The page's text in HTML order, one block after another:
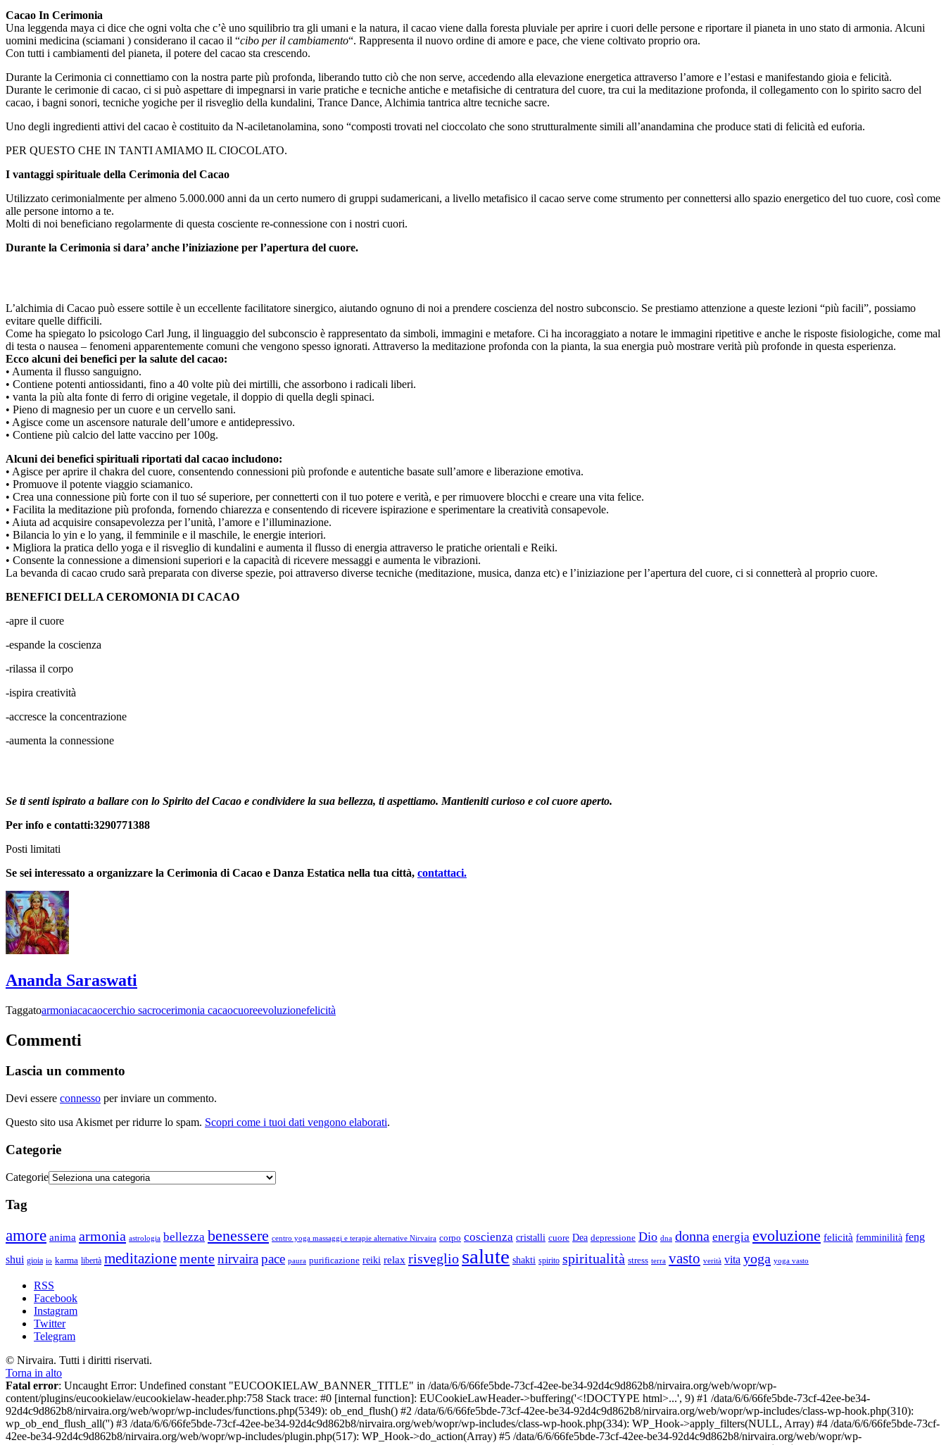
Cacao In Cerimonia
Una leggenda maya ci dice che ogni volta che c’è uno squilibrio tra gli umani e la natura, il cacao viene dalla foresta pluviale per aprire i cuori delle persone e riportare il pianeta in uno stato di armonia. Alcuni
uomini medicina (sciamani ) considerano il cacao il “cibo per il cambiamento“. Rappresenta il nuovo ordine di amore e pace, che viene coltivato proprio ora.
Con tutti i cambiamenti del pianeta, il potere del cacao sta crescendo.
Durante la Cerimonia ci connettiamo con la nostra parte più profonda, liberando tutto ciò che non serve, accedendo alla elevazione energetica attraverso l’amore e l’estasi e manifestando gioia e felicità.
Durante le cerimonie di cacao, ci si può aspettare di impegnarsi in varie pratiche e tecniche antiche e metafisiche di centratura del cuore, tra cui la meditazione profonda, il collegamento con lo spirito sacro del
cacao, i bagni sonori, tecniche yogiche per il risveglio della kundalini, Trance Dance, Alchimia tantrica altre tecniche sacre.
Uno degli ingredienti attivi del cacao è costituito da N-aciletanolamina, sono “composti trovati nel cioccolato che sono strutturalmente simili all’anandamina che produce stati di felicità ed euforia.
PER QUESTO CHE IN TANTI AMIAMO IL CIOCOLATO.
I vantaggi spirituale della Cerimonia del Cacao
Utilizzato cerimonialmente per almeno 5.000.000 anni da un certo numero di gruppi sudamericani, a livello metafisico il cacao serve come strumento per connettersi allo spazio energetico del tuo cuore, così come
alle persone intorno a te.
Molti di noi beneficiano regolarmente di questa cosciente re-connessione con i nostri cuori.
Durante la Cerimonia si dara’ anche l’iniziazione per l’apertura del cuore.
L’alchimia di Cacao può essere sottile è un eccellente facilitatore sinergico, aiutando ognuno di noi a prendere coscienza del nostro subconscio. Se prestiamo attenzione a queste lezioni “più facili”, possiamo
evitare quelle difficili.
Come ha spiegato lo psicologo Carl Jung, il linguaggio del subconscio è rappresentato da simboli, immagini e metafore. Ci ha incoraggiato a notare le immagini ripetitive e anche le risposte fisiologiche, come mal
di testa o nausea – fenomeni apparentemente comuni che vengono spesso ignorati. Attraverso la meditazione profonda con la pianta, la sua energia può mostrare verità più profonde in questa esperienza.
Ecco alcuni dei benefici per la salute del cacao:
• Aumenta il flusso sanguigno.
• Contiene potenti antiossidanti, fino a 40 volte più dei mirtilli, che assorbono i radicali liberi.
• vanta la più alta fonte di ferro di origine vegetale, il doppio di quella degli spinaci.
• Pieno di magnesio per un cuore e un cervello sani.
• Agisce come un ascensore naturale dell’umore e antidepressivo.
• Contiene più calcio del latte vaccino per 100g.
Alcuni dei benefici spirituali riportati dal cacao includono:
• Agisce per aprire il chakra del cuore, consentendo connessioni più profonde e autentiche basate sull’amore e liberazione emotiva.
• Promuove il potente viaggio sciamanico.
• Crea una connessione più forte con il tuo sé superiore, per connetterti con il tuo potere e verità, e per rimuovere blocchi e creare una vita felice.
• Facilita la meditazione più profonda, fornendo chiarezza e consentendo di ricevere ispirazione e sperimentare la creatività consapevole.
• Aiuta ad acquisire consapevolezza per l’unità, l’amore e l’illuminazione.
• Bilancia lo yin e lo yang, il femminile e il maschile, le energie interiori.
• Migliora la pratica dello yoga e il risveglio di kundalini e aumenta il flusso di energia attraverso le pratiche orientali e Reiki.
• Consente la connessione a dimensioni superiori e la capacità di ricevere messaggi e aumenta le vibrazioni.
La bevanda di cacao crudo sarà preparata con diverse spezie, poi attraverso diverse tecniche (meditazione, musica, danza etc) e l’iniziazione per l’apertura del cuore, ci si connetterà al proprio cuore.
BENEFICI DELLA CEROMONIA DI CACAO
-apre il cuore
-espande la coscienza
-rilassa il corpo
-ispira creatività
-accresce la concentrazione
-aumenta la connessione
Se ti senti ispirato a ballare con lo Spirito del Cacao e condividere la sua bellezza, ti aspettiamo. Mantieniti curioso e col cuore aperto.
Per info e contatti:3290771388
Posti limitati
Se sei interessato a organizzare la Cerimonia di Cacao e Danza Estatica nella tua città, contattaci.
Ananda Saraswati
Taggatoarmoniacacaocerchio sacrocerimonia cacaocuoreevoluzionefelicità
Commenti
Lascia un commento
Devi essere connesso per inviare un commento.
Questo sito usa Akismet per ridurre lo spam. Scopri come i tuoi dati vengono elaborati.
Categorie
Categorie
Tag
amore anima armonia astrologia bellezza benessere centro yoga massaggi e terapie alternative Nirvaira corpo coscienza cristalli cuore Dea depressione Dio dna donna energia evoluzione felicità femminilità feng
shui gioia io karma libertà meditazionementenirvairapace paura purificazione reiki relax risveglio salute shakti spirito spiritualità stress terra vasto verità vita yoga yoga vasto
RSS
Facebook
Instagram
Twitter
Telegram
© Nirvaira. Tutti i diritti riservati.
Torna in alto
Fatal error: Uncaught Error: Undefined constant "EUCOOKIELAW_BANNER_TITLE" in /data/6/6/66fe5bde-73cf-42ee-be34-92d4c9d862b8/nirvaira.org/web/wopr/wp-
content/plugins/eucookielaw/eucookielaw-header.php:758 Stack trace: #0 [internal function]: EUCookieLawHeader->buffering('<!DOCTYPE html>...', 9) #1 /data/6/6/66fe5bde-73cf-42ee-be34-
92d4c9d862b8/nirvaira.org/web/wopr/wp-includes/functions.php(5349): ob_end_flush() #2 /data/6/6/66fe5bde-73cf-42ee-be34-92d4c9d862b8/nirvaira.org/web/wopr/wp-includes/class-wp-hook.php(310):
wp_ob_end_flush_all('') #3 /data/6/6/66fe5bde-73cf-42ee-be34-92d4c9d862b8/nirvaira.org/web/wopr/wp-includes/class-wp-hook.php(334): WP_Hook->apply_filters(NULL, Array) #4 /data/6/6/66fe5bde-73cf-
42ee-be34-92d4c9d862b8/nirvaira.org/web/wopr/wp-includes/plugin.php(517): WP_Hook->do_action(Array) #5 /data/6/6/66fe5bde-73cf-42ee-be34-92d4c9d862b8/nirvaira.org/web/wopr/wp-